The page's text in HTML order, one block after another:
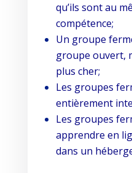
qu’ils sont au
compétence;
Un groupe
groupe ouvert,
plus cher;
Les groupes
entièrement
Les groupes
apprendre en
dans un